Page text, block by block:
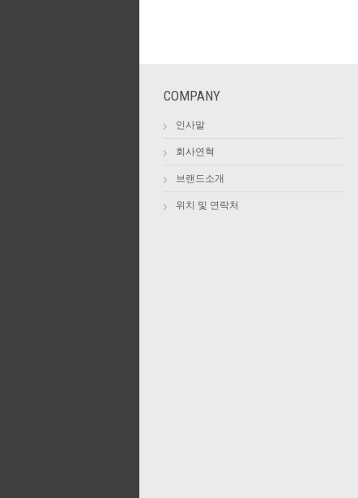
COMPANY
인사말
회사연혁
브랜드소개
위치 및 연락처